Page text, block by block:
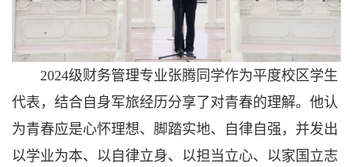
2024级财务管理专业张腾同学作为平度校区学生
代表，结合自身军旅经历分享了对青春的理解。他认
为青春应是心怀理想、脚踏实地、自律自强，并发出
以学业为本、以自律立身、以担当立心、以家国立志